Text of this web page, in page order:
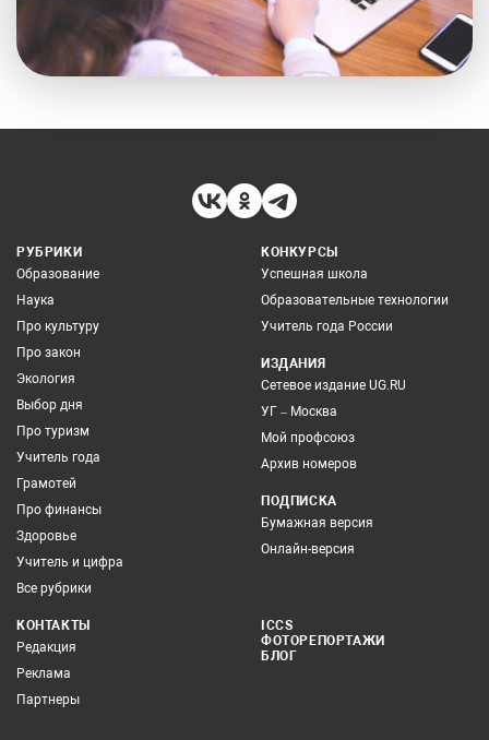
РУБРИКИ
Образование
Наука
Про культуру
Про закон
Экология
Выбор дня
Про туризм
Учитель года
Грамотей
Про финансы
Здоровье
Учитель и цифра
Все рубрики
КОНКУРСЫ
Успешная школа
Образовательные технологии
Учитель года России
ИЗДАНИЯ
Сетевое издание UG.RU
УГ – Москва
Мой профсоюз
Архив номеров
ПОДПИСКА
Бумажная версия
Онлайн-версия
КОНТАКТЫ
Редакция
Реклама
Партнеры
ICCS
ФОТОРЕПОРТАЖИ
БЛОГ